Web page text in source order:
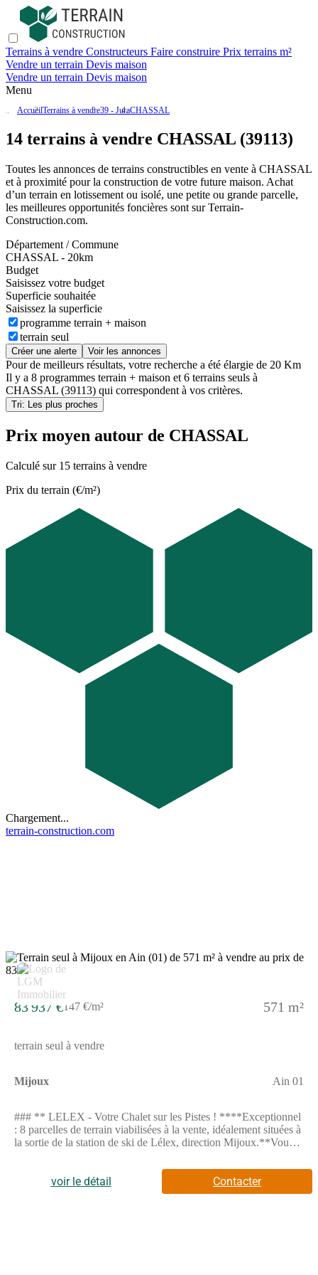
Terrains à vendre Constructeurs Faire construire Prix terrains m²
Vendre un terrain Devis maison
Vendre un terrain Devis maison
Menu
AccueilTerrains à vendre39 - JuraCHASSAL
14 terrains à vendre CHASSAL (39113)
Toutes les annonces de terrains constructibles en vente à CHASSAL
et à proximité pour la construction de votre future maison. Achat
d’un terrain en lotissement ou isolé, une petite ou grande parcelle,
les meilleures opportunités foncières sont surTerrain-
Construction.com.
Département / Commune
CHASSAL - 20km
Budget
Saisissez votre budget
Superficie souhaitée
Saisissez la superficie
programme terrain + maison
terrain seul
Créer une alerte Voir les annonces
Pour de meilleurs résultats, votre recherche a été élargie de 20 Km
Il y a 8 programmes terrain + maison et 6 terrains seuls à
CHASSAL (39113) qui correspondent à vos critères.
Tri: Les plus proches
Prix moyen autour de CHASSAL
Calculé sur 15 terrains à vendre
Prix du terrain (€/m²)
Chargement...
terrain-construction.com
5
83 937 €147 €/m² 571 m²
terrain seul à vendre
Mijoux Ain 01
### ** LELEX - Votre Chalet sur les Pistes ! ****Exceptionnel
: 8 parcelles de terrain viabilisées à la vente, idéalement situées à
la sortie de la station de ski de Lélex, direction Mijoux.**Vous
cherchez plus ! Ces parcelles, avec une **surface allant de 495
m² à 736 m²**, sont l'opportunité parfaite.**Les atouts de ce
projet :*** **Viabilisation complète** : Prêtes à construire sans
voir le détail Contacter